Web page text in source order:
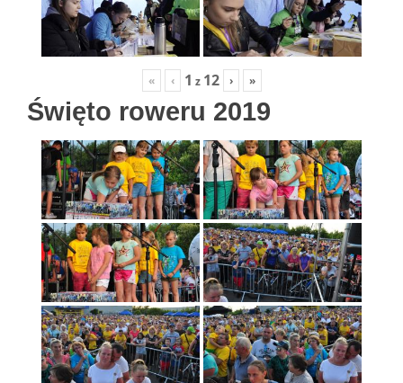
« ‹ 1 z 12 › »
Święto roweru 2019